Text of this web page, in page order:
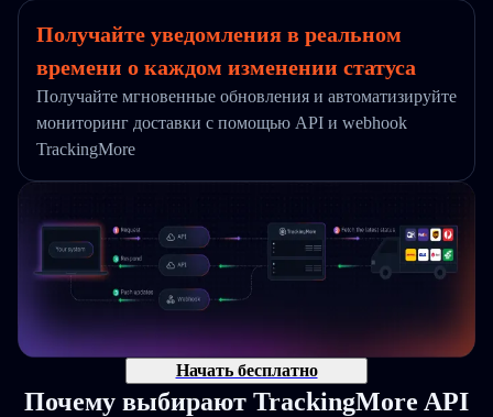
Получайте уведомления в реальном
времени о каждом изменении статуса
Получайте мгновенные обновления и автоматизируйте
мониторинг доставки с помощью API и webhook
TrackingMore
Начать бесплатно
Почему выбирают TrackingMore API